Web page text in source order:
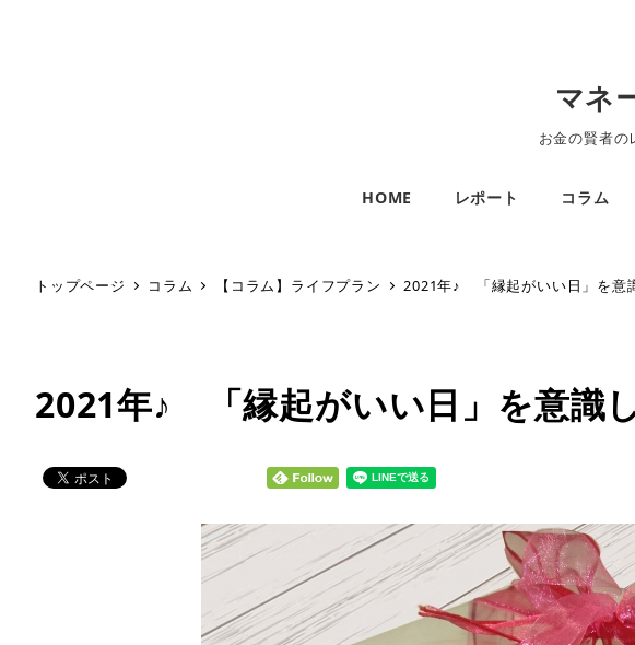
マネ
お金の賢者の
HOME レポート コラム
トップページ コラム 【コラム】ライフプラン 2021年♪ 「縁起がいい日」を意
2021年♪ 「縁起がいい日」を意識